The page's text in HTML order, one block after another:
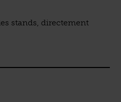
stands, directement